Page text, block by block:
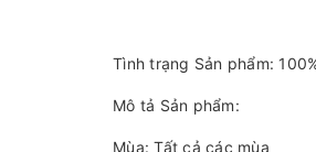
Tình trạng Sản phẩm:
Mô tả Sản phẩm:
Mùa: Tất cả các mùa